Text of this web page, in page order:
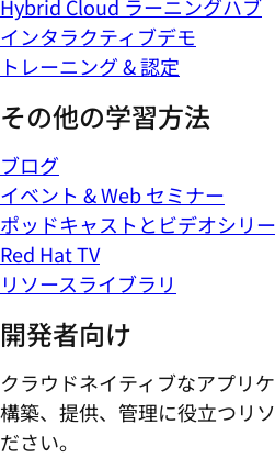
Hybrid Cloud ラーニングハブ
インタラクティブデモ
トレーニング & 認定
その他の学習方法
ブログ
イベント & Web セミナー
ポッドキャストとビデオシリ
Red Hat TV
リソースライブラリ
開発者向け
クラウドネイティブなアプリ
構築、提供、管理に役立つリ
ださい。